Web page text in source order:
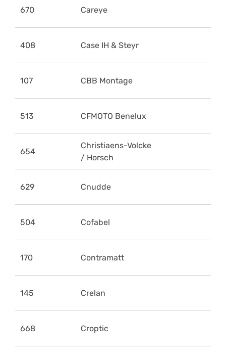
670 Careye
408 Case IH & Steyr
107 CBB Montage
513 CFMOTO Benelux
654
Christiaens-Volcke
/ Horsch
629 Cnudde
504 Cofabel
170 Contramatt
145 Crelan
668 Croptic